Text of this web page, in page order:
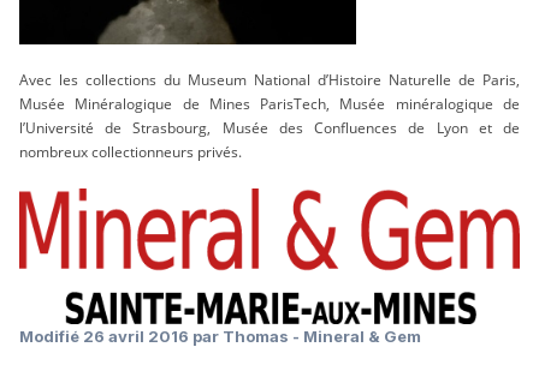
Avec les collections du Museum National d’Histoire Naturelle de Paris,
Musée Minéralogique de Mines ParisTech, Musée minéralogique de
l’Université de Strasbourg, Musée des Confluences de Lyon et de
nombreux collectionneurs privés.
Modifié 26 avril 2016 par Thomas - Mineral & Gem